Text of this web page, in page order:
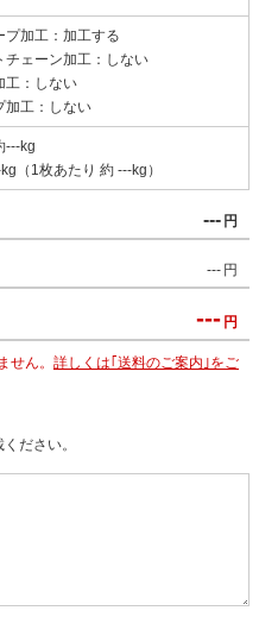
プ加工：加工する
チェーン加工：しない
工：しない
加工：しない
---kg
（1枚あたり 約 ---kg）
--- 円
--- 円
--- 円
せん。 詳しくは｢送料のご案内｣をご
ださい。